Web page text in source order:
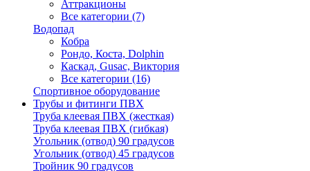
Аттракционы
Все категории (7)
Водопад
Кобра
Рондо, Коста, Dolphin
Каскад, Gusac, Виктория
Все категории (16)
Спортивное оборудование
Трубы и фитинги ПВХ
Труба клеевая ПВХ (жесткая)
Труба клеевая ПВХ (гибкая)
Угольник (отвод) 90 градусов
Угольник (отвод) 45 градусов
Тройник 90 градусов